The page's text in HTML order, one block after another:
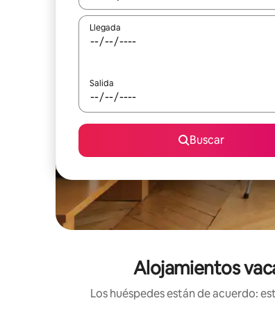
Llegada
Salida
Buscar
Alojamientos
Los huéspedes están de acuerdo: